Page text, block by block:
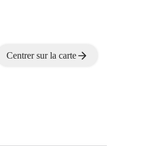
Centrer sur la carte